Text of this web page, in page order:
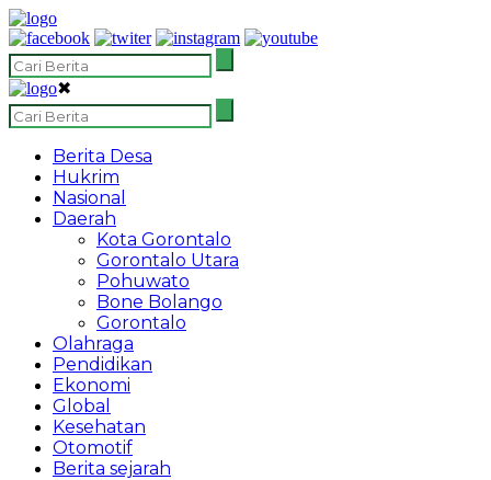
✖
Berita Desa
Hukrim
Nasional
Daerah
Kota Gorontalo
Gorontalo Utara
Pohuwato
Bone Bolango
Gorontalo
Olahraga
Pendidikan
Ekonomi
Global
Kesehatan
Otomotif
Berita sejarah